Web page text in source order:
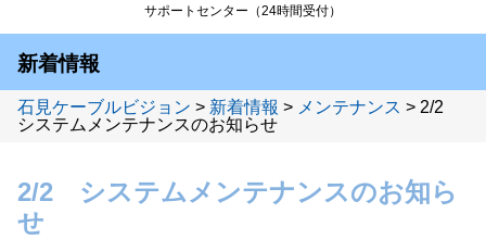
サポートセンター（24時間受付）
新着情報
石見ケーブルビジョン > 新着情報 > メンテナンス > 2/2
システムメンテナンスのお知らせ
2/2 システムメンテナンスのお知ら
せ